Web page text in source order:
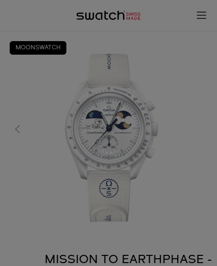
MOONSWATCH
MISSION TO EARTHPHASE -